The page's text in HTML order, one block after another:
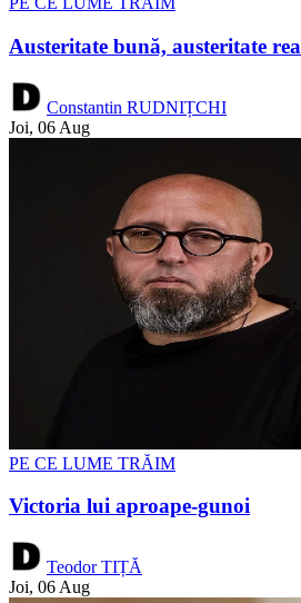
Austeritate bună, austeritate rea
Constantin RUDNIȚCHI
Joi, 06 Aug
PE CE LUME TRĂIM
Victoria lui aproape-gunoi
Teodor TIȚĂ
Joi, 06 Aug